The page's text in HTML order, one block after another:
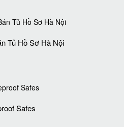
Tủ Hồ Sơ Hà Nội
Safes